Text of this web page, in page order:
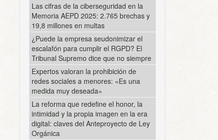
Las cifras de la ciberseguridad en la
Memoria AEPD 2025: 2.765 brechas y
19,8 millones en multas
¿Puede la empresa seudonimizar el
escalafón para cumplir el RGPD? El
Tribunal Supremo dice que no siempre
Expertos valoran la prohibición de
redes sociales a menores: «Es una
medida muy deseada»
La reforma que redefine el honor, la
intimidad y la propia imagen en la era
digital: claves del Anteproyecto de Ley
Orgánica